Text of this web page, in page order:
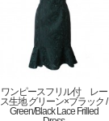
ワンピースフリル付 レー
ス生地 グリーン×ブラック /
Green/Black Lace Frilled